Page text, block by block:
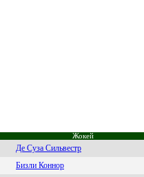
Жокей
Дe Cузa Cильвeстp
Бизли Коннор